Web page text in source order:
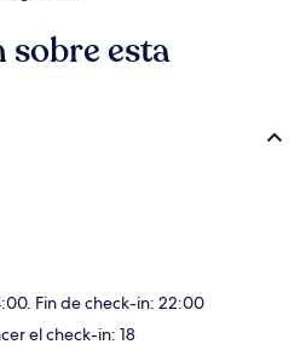
esta
Fin de check-in: 22:00
el check-in: 18